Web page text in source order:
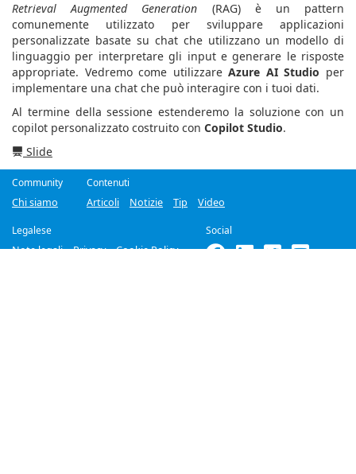
Retrieval Augmented Generation (RAG) è un pattern
comunemente utilizzato per sviluppare applicazioni
personalizzate basate su chat che utilizzano un modello di
linguaggio per interpretare gli input e generare le risposte
appropriate. Vedremo come utilizzareAzure AI Studio per
implementare una chat che può interagire con i tuoi dati.
Al termine della sessione estenderemo la soluzione con un
copilot personalizzato costruito con Copilot Studio.
Slide
Community
Chi siamo
Contenuti
Articoli
Notizie Tip Video
Legalese
Note legali
Privacy Cookie Policy
Social